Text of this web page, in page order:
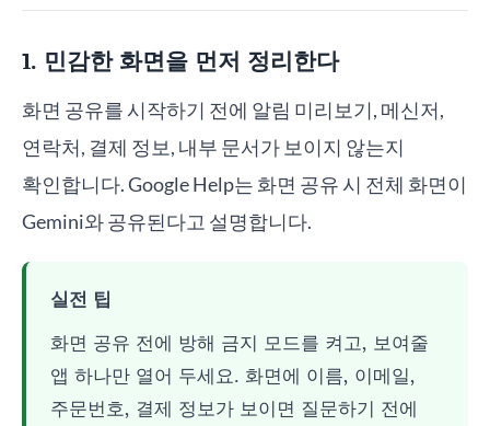
1. 민감한 화면을 먼저 정리한다
화면 공유를 시작하기 전에 알림 미리보기, 메신저,
연락처, 결제 정보, 내부 문서가 보이지 않는지
확인합니다. Google Help는 화면 공유 시 전체 화면이
Gemini와 공유된다고 설명합니다.
실전 팁
화면 공유 전에 방해 금지 모드를 켜고, 보여줄
앱 하나만 열어 두세요. 화면에 이름, 이메일,
주문번호, 결제 정보가 보이면 질문하기 전에